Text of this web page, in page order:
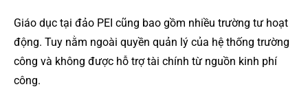
Giáo dục tại đảo PEI cũng bao gồm nhiều trường tư hoạt
động. Tuy nằm ngoài quyền quản lý của hệ thống trường
công và không được hỗ trợ tài chính từ nguồn kinh phí
công.